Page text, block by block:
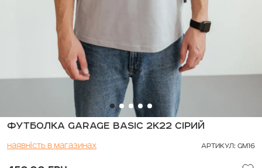
ФУТБОЛКА GARAGE BASIC 2K22 СІРИЙ
Наявність в магазинах АРТИКУЛ: GM16